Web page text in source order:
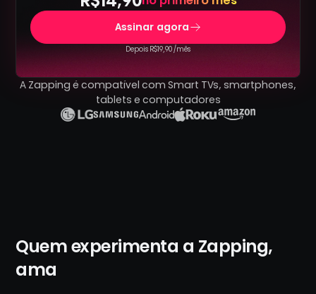
Assinar agora
Depois R$19,90 /mês
A Zapping é compatível com Smart TVs, smartphones,
tablets e computadores
Quem experimenta a Zapping,
ama